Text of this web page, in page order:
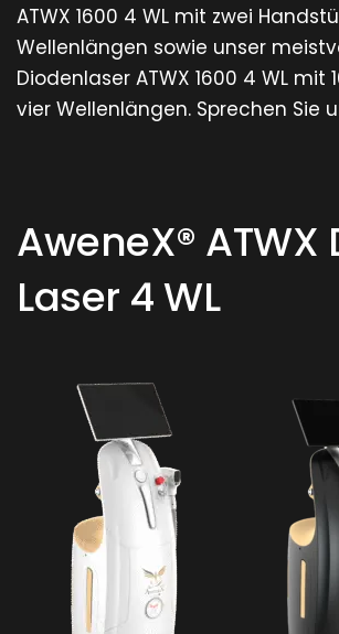
ATWX 1600 4 WL mit zwei
Wellenlängen sowie unser
Diodenlaser ATWX 1600 4 WL mit
vier Wellenlängen. Sprechen Sie
AweneX® ATWX
Laser 4 WL